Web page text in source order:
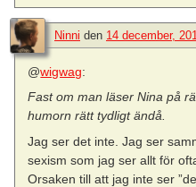
Ninni den 14 december,
@wigwag:
Fast om man läser Nina på
humorn rätt tydligt ändå.
Jag ser det inte. Jag ser
sexism som jag ser allt för
Orsaken till att jag inte ser